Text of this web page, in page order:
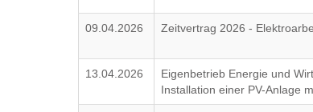
09.04.2026 Zeitvertrag 2026 -
13.04.2026
Eigenbetrieb Energie und
Installation einer PV-Anlage